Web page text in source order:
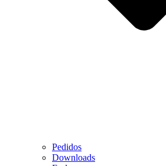
Pedidos
Downloads